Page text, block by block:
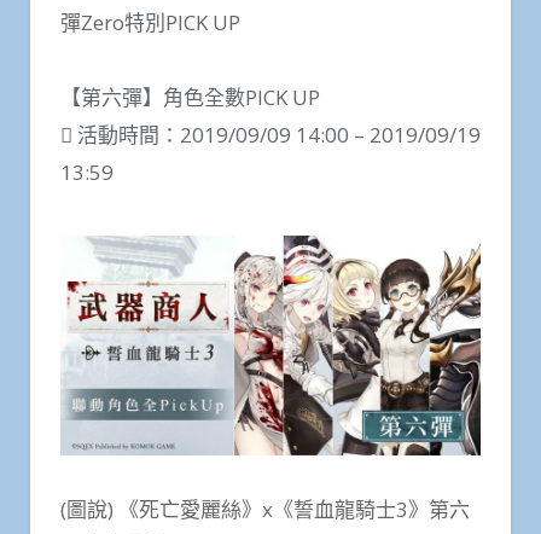
彈Zero特別PICK UP
【第六彈】角色全數PICK UP
 活動時間：2019/09/09 14:00 – 2019/09/19
13:59
(圖說) 《死亡愛麗絲》x《誓血龍騎士3》第六